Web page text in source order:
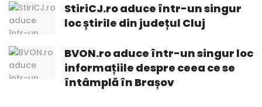
StiriCJ.ro aduce într-un singur
loc știrile din județul Cluj
BVON.ro aduce într-un singur loc
informațiile despre ceea ce se
întâmplă în Brașov